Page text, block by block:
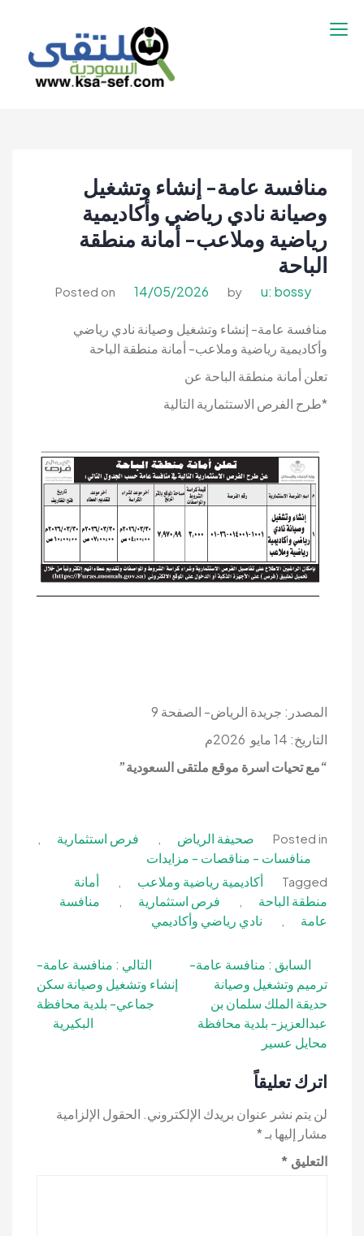
إلى
السعوديه | تنقيب
السعوديه
منافسة عامة- إنشاء وتشغيل
وصيانة نادي رياضي وأكاديمية
رياضية وملاعب- أمانة منطقة
الباحة
Posted on 14/05/2026 by u: bossy
منافسة عامة- إنشاء وتشغيل وصيانة نادي رياضي
وأكاديمية رياضية وملاعب- أمانة منطقة الباحة
تعلن أمانة منطقة الباحة عن
*طرح الفرص الاستثمارية التالية
المصدر: جريدة الرياض- الصفحة 9
التاريخ: 14 مايو 2026م
“مع تحيات اسرة موقع ملتقى السعودية”
Posted in صحيفة الرياض فرص استثمارية
منافسات - مناقصات - مزايدات
Tagged أكاديمية رياضية وملاعب
أمانة
منطقة الباحة
فرص استثمارية
منافسة
عامة
نادي رياضي وأكاديمي
تصفّح
المقالات
السابق : منافسة عامة-
ترميم وتشغيل وصيانة
حديقة الملك سلمان بن
عبدالعزيز- بلدية محافظة
محايل عسير
التالي : منافسة عامة-
إنشاء وتشغيل وصيانة سكن
جماعي- بلدية محافظة
البكيرية
اترك تعليقاً
لن يتم نشر عنوان بريدك الإلكتروني. الحقول الإلزامية
مشار إليها بـ*
التعليق *